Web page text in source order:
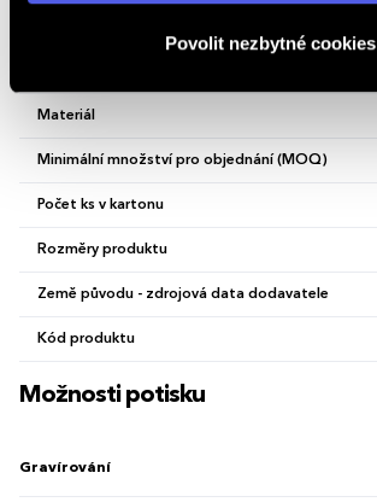
Povolit nezbytné cookies
Materiál
Minimální množství pro objednání (MOQ)
Počet ks v kartonu
Rozměry produktu
Země původu - zdrojová data dodavatele
Kód produktu
Možnosti potisku
Gravírování